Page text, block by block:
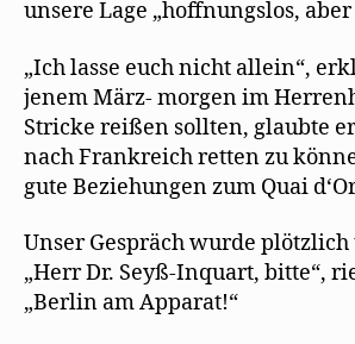
unsere Lage „hoffnungslos,
„Ich lasse euch nicht allein“,
jenem März- morgen im
Stricke reißen sollten, glaubte
nach Frankreich retten zu
gute Beziehungen zum Quai
Unser Gespräch wurde
„Herr Dr. Seyß-Inquart, bitte“,
„Berlin am Apparat!“